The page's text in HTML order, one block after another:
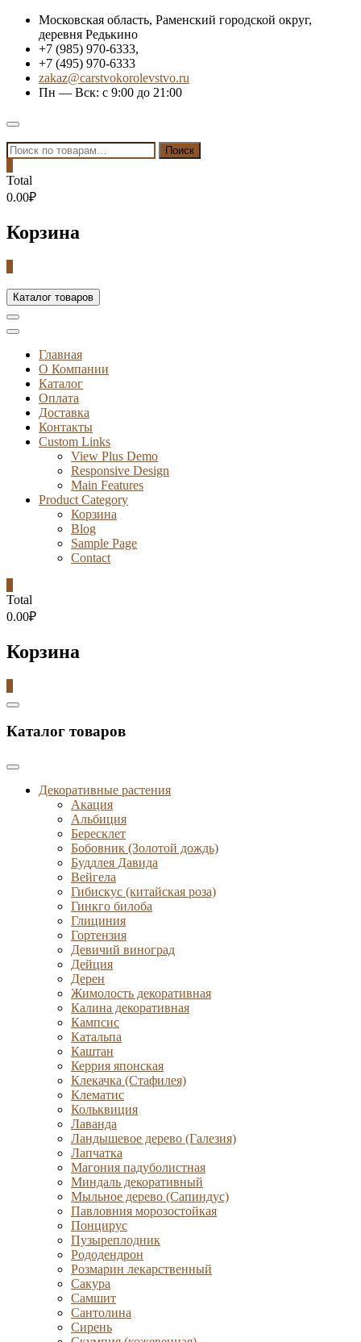
Skip
content
Московская область, Раменский городской округ,
деревня Редькино
+7 (985) 970-6333,
+7 (495) 970-6333
zakaz@carstvokorolevstvo.ru
Пн — Вск: с 9:00 до 21:00
Topbar
Menu
Искать: Поиск
Total
0.00₽
Корзина
Каталог товаров
Главная
О Компании
Каталог
Оплата
Доставка
Контакты
Custom Links
View Plus Demo
Responsive Design
Main Features
Product Category
Корзина
Blog
Sample Page
Contact
Total
0.00₽
Корзина
Catalog
Каталог товаров
Декоративные растения
Акация
Альбиция
Бересклет
Бобовник (Золотой дождь)
Буддлея Давида
Вейгела
Гибискус (китайская роза)
Гинкго билоба
Глициния
Гортензия
Девичий виноград
Дейция
Дерен
Жимолость декоративная
Калина декоративная
Кампсис
Катальпа
Каштан
Керрия японская
Клекачка (Стафилея)
Клематис
Кольквиция
Лаванда
Ландышевое дерево (Галезия)
Лапчатка
Магония падуболистная
Миндаль декоративный
Мыльное дерево (Сапиндус)
Павловния морозостойкая
Понцирус
Пузыреплодник
Рододендрон
Розмарин лекарственный
Сакура
Самшит
Сантолина
Сирень